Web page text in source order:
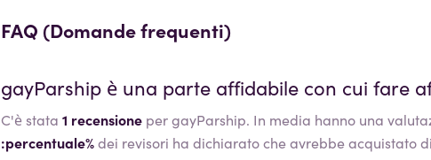
FAQ (Domande frequenti)
gayParship è una parte affidabile con cui fare
C'è stata1 recensione per gayParship. In media hanno una
:percentuale%dei revisori ha dichiarato che avrebbe acquistato